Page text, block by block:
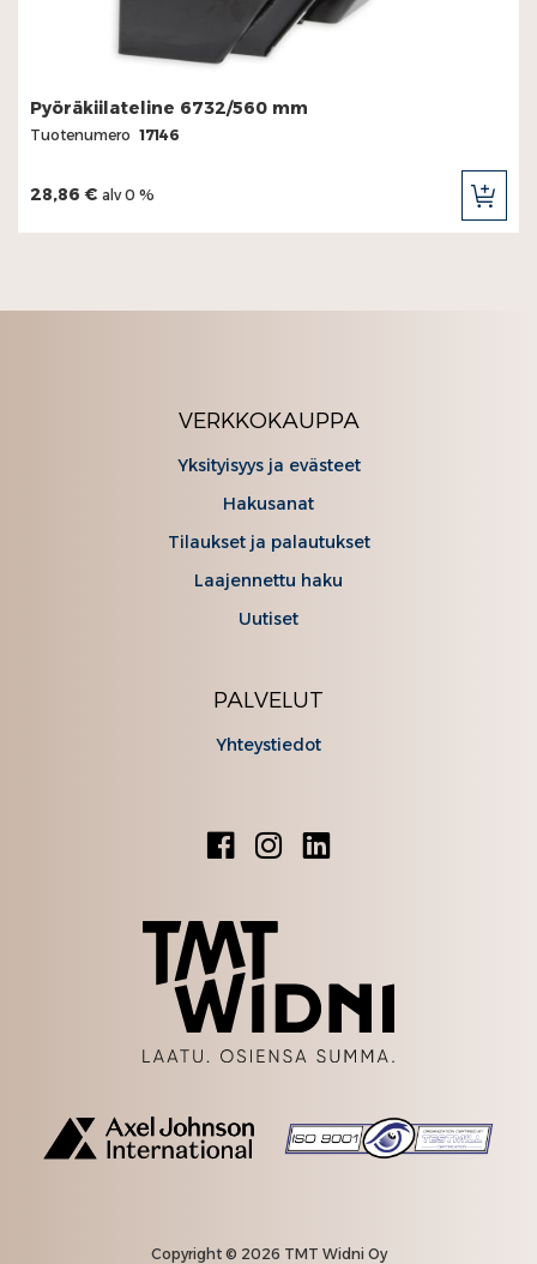
Pyöräkiilateline 6732/560 mm
Tuotenumero 17146
28,86 € alv 0 %
VERKKOKAUPPA
Yksityisyys ja evästeet
Hakusanat
Tilaukset ja palautukset
Laajennettu haku
Uutiset
PALVELUT
Yhteystiedot
Copyright © 2026 TMT Widni Oy